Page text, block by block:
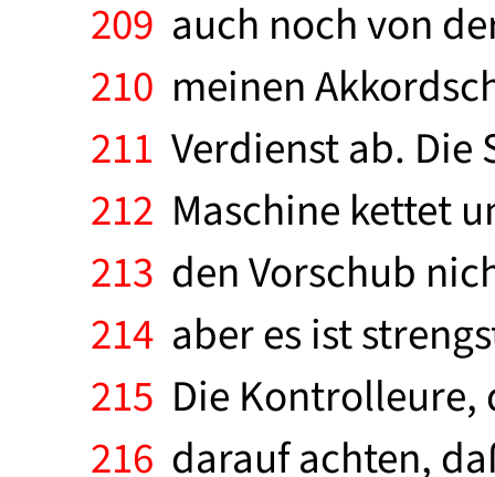
209 auch noch von
210 meinen
211 Verdienst ab. Die
212 Maschine kettet
213 den Vorschub
214 aber es ist
215 Die Kontrolleure,
216 darauf achten,